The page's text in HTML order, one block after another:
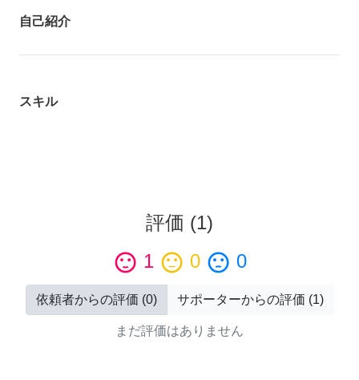
自己紹介
スキル
評価 (1)
sentiment_satisfied 1 sentiment_neutral 0 sentiment_dissatisfied 0
依頼者からの評価 (0) サポーターからの評価 (1)
まだ評価はありません